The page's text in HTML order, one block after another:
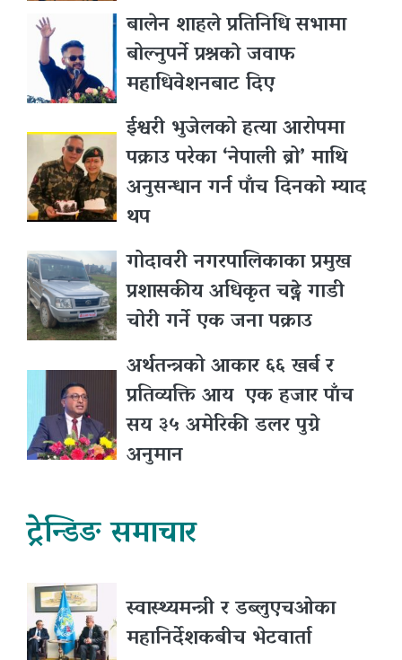
बालेन शाहले प्रतिनिधि सभामा
बोल्नुपर्ने प्रश्नकाे जवाफ
महाधिवेशनबाट दिए
ईश्वरी भुजेलको हत्या आरोपमा
पक्राउ परेका ‘नेपाली ब्रो’ माथि
अनुसन्धान गर्न पाँच दिनको म्याद
थप
गोदावरी नगरपालिकाका प्रमुख
प्रशासकीय अधिकृत चढ्ने गाडी
चोरी गर्ने एक जना पक्राउ
अर्थतन्त्रको आकार ६६ खर्ब र
प्रतिव्यक्ति आय एक हजार पाँच
सय ३५ अमेरिकी डलर पुग्ने
अनुमान
ट्रेन्डिङ समाचार
स्वास्थ्यमन्त्री र डब्लुएचओका
महानिर्देशकबीच भेटवार्ता